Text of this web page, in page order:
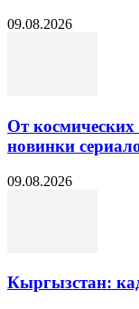
09.08.2026
От
новинки
09.08.2026
Кыргызстан: